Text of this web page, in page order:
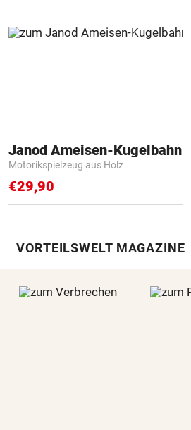
Janod Ameisen-Kugelbahn
Motorikspielzeug aus Holz
€29,90
VORTEILSWELT MAGAZINE